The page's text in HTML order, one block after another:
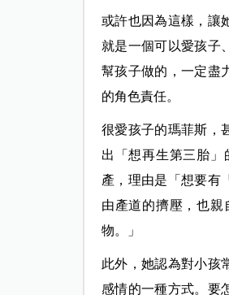
或許也因為這樣，讓
就是一個可以愛孩子
幫孩子做的，一定盡
的角色責任。
很愛孩子的瑪菲斯，
出「想再生第三胎
產，理由是「想要有
由產道的擠壓，也
物。」
此外，她認為對小孩
感情的一種方式。要